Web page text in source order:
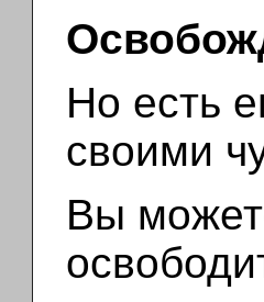
Но есть
своими
Вы